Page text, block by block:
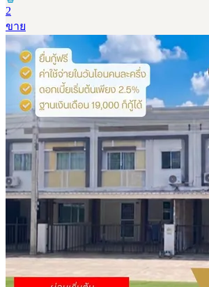
2
ขาย